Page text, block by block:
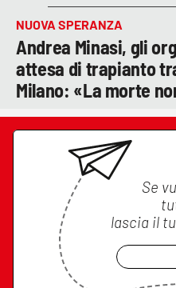
NUOVA SPERANZA
Andrea Minasi, gli
attesa di trapianto
Milano: «La morte
Se
lascia il